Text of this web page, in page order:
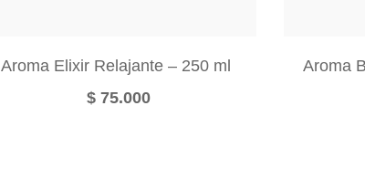
Aroma Elixir Relajante – 250 ml
$75.000
Aroma